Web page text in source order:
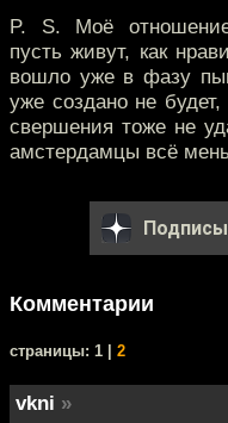
P. S. Моё
пусть живут, как
вошло уже в фазу
уже создано не
свершения тоже не
амстердамцы всё
Комментарии
cтраницы: 1 | 2
vkni »